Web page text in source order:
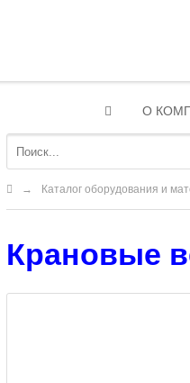
О
→ Каталог оборудования и
Крановые